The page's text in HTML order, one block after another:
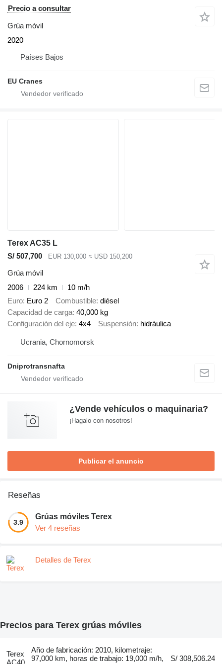
Precio a consultar
Grúa móvil
2020
Países Bajos
EU Cranes
Terex AC35 L
S/ 507,700
EUR 130,000 ≈ USD 150,200
Grúa móvil
2006
224 km
10 m/h
Euro Euro 2 Combustible diésel
Capacidad de carga 40,000 kg
Configuración del eje 4x4 Suspensión hidráulica
Ucrania, Chornomorsk
Dniprotransnafta
¿Vende vehículos o maquinaria?
¡Hagalo con nosotros!
Publicar el anuncio
Reseñas
3.9
Grúas móviles Terex
Ver 4 reseñas
Detalles de Terex
Precios para Terex grúas móviles
Terex
Año de fabricación: 2010, kilometraje:
97,000 km, horas de trabajo: 19,000 m/h,
S/ 308,506.24